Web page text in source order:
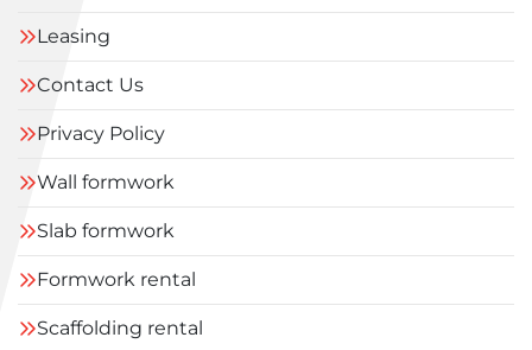
Leasing
Contact Us
Privacy Policy
Wall formwork
Slab formwork
Formwork rental
Scaffolding rental